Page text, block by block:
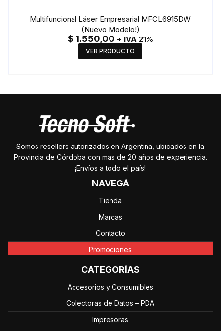
Multifuncional Láser Empresarial MFCL6915DW
(Nuevo Modelo!)
$ 1.550,00 + IVA 21%
VER PRODUCTO
Somos resellers autorizados en Argentina, ubicados en la
Provincia de Córdoba con más de 20 años de experiencia.
¡Envíos a todo el país!
NAVEGÁ
Tienda
Marcas
Contacto
Promociones
CATEGORÍAS
Accesorios y Consumibles
Colectoras de Datos – PDA
Impresoras